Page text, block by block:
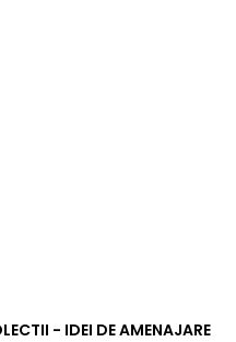
- IDEI DE AMENAJARE